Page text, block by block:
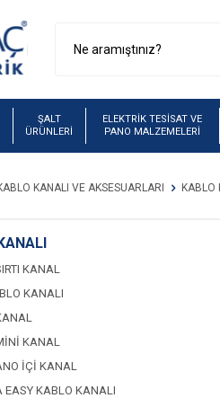
ŞALT
ÜRÜNLERİ
ELEKTRİK TESİSAT VE
PANO MALZEMELERİ
KANALI VE AKSESUARLARI KABLO
KANAL
KANALI
KANAL
İÇİ KANAL
EASY KABLO KANALI